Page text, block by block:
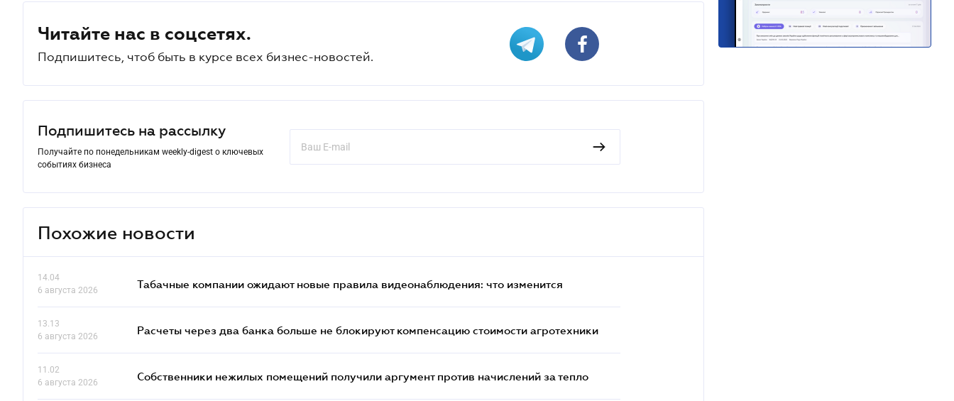
Читайте нас в соцсетях.
Подпишитесь, чтоб быть в курсе всех бизнес-новостей.
Подпишитесь на рассылку
Получайте по понедельникам weekly-digest о ключевых
событиях бизнеса
Похожие новости
14.04
6 августа 2026
Табачные компании ожидают новые правила видеонаблюдения: что изменится
13.13
6 августа 2026
Расчеты через два банка больше не блокируют компенсацию стоимости агротехники
11.02
6 августа 2026
Собственники нежилых помещений получили аргумент против начислений за тепло